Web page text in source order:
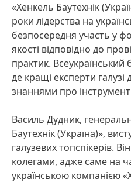
«Хенкель Баутехнік
роки лідерства на
безпосередня участь у
якості відповідно до
практик. Всеукраїнський
де кращі експерти галузі
знаннями про
Василь Дудник,
Баутехнік(Україна)»,
галузевих топспікерів.
колегами, адже саме на
українською компанією